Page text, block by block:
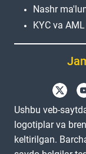
Nashr
KYC va AML
Ushbu veb-
logotiplar va
keltirilgan.